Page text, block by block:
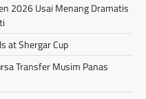
2026 Usai Menang Dramatis
at Shergar Cup
Transfer Musim Panas